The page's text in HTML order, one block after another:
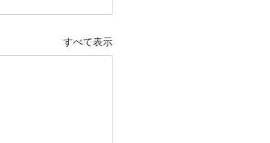
すべて表示